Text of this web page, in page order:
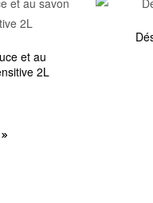
et au
2L